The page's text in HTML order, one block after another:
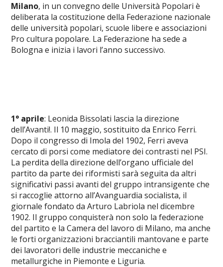
Milano, in un convegno delle Università Popolari è
deliberata la costituzione della Federazione nazionale
delle università popolari, scuole libere e associazioni
Pro cultura popolare. La Federazione ha sede a
Bologna e inizia i lavori l’anno successivo.
1° aprile: Leonida Bissolati lascia la direzione
dell’Avanti!. Il 10 maggio, sostituito da Enrico Ferri.
Dopo il congresso di Imola del 1902, Ferri aveva
cercato di porsi come mediatore dei contrasti nel PSI.
La perdita della direzione dell’organo ufficiale del
partito da parte dei riformisti sarà seguita da altri
significativi passi avanti del gruppo intransigente che
si raccoglie attorno all’Avanguardia socialista, il
giornale fondato da Arturo Labriola nel dicembre
1902. Il gruppo conquisterà non solo la federazione
del partito e la Camera del lavoro di Milano, ma anche
le forti organizzazioni bracciantili mantovane e parte
dei lavoratori delle industrie meccaniche e
metallurgiche in Piemonte e Liguria.